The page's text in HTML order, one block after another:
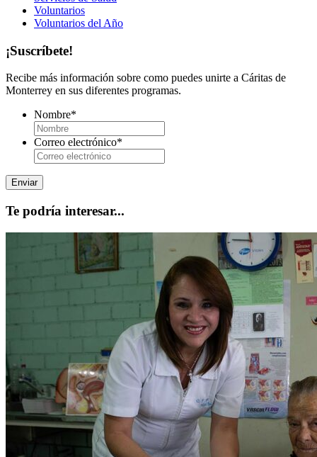
Voluntarios
Voluntarios del Año
¡Suscríbete!
Recibe más información sobre como puedes unirte a Cáritas de
Monterrey en sus diferentes programas.
Nombre*
Correo electrónico*
Te podría interesar...